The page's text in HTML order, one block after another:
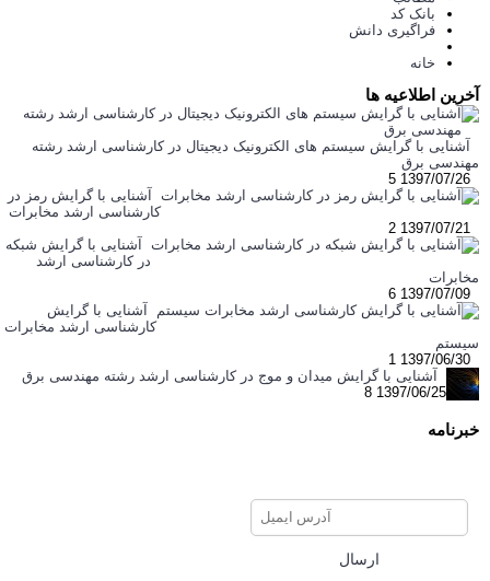
بانک کد
فراگیری دانش
خانه
آخرین اطلاعیه ها
آشنایی با گرایش سیستم های الکترونیک دیجیتال در کارشناسی ارشد رشته
مهندسی برق
1397/07/26
5
آشنایی با گرایش رمز در
کارشناسی ارشد مخابرات
1397/07/21
2
آشنایی با گرایش شبکه
در کارشناسی ارشد
مخابرات
1397/07/09
6
آشنایی با گرایش
کارشناسی ارشد مخابرات
سیستم
1397/06/30
1
آشنایی با گرایش میدان و موج در کارشناسی ارشد رشته مهندسی برق
1397/06/25
8
خبرنامه
ارسال